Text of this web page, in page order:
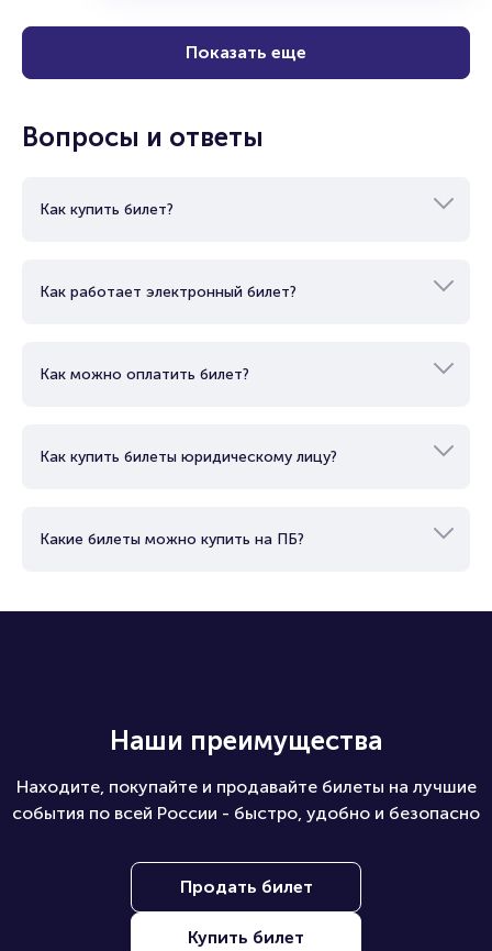
Показать еще
Вопросы и ответы
Как купить билет?
Как работает электронный билет?
Как можно оплатить билет?
Как купить билеты юридическому лицу?
Какие билеты можно купить на ПБ?
Наши преимущества
Находите, покупайте и продавайте билеты на лучшие
события по всей России - быстро, удобно и безопасно
Продать билет
Купить билет